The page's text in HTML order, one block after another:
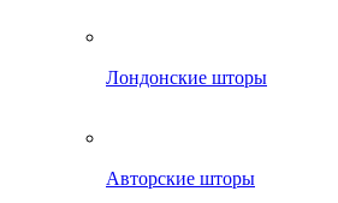
Лондонские шторы
Авторские шторы